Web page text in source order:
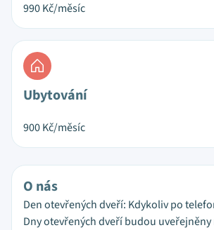
990Kč/měsíc
Ubytování
900Kč/měsíc
O nás
Den otevřených dveří: Kdykoliv po
Dny otevřených dveří budou